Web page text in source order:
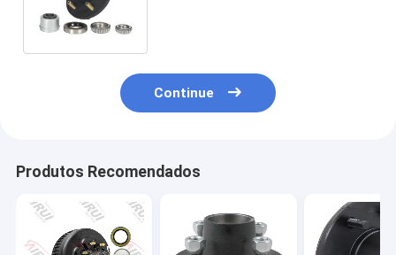
Continue
Produtos Recomendados